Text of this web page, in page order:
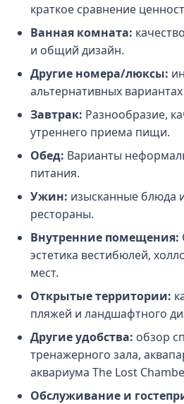
краткое сравнение
Ванная комната:
и общий дизайн.
Другие номера/люксы:
альтернативных
Завтрак: Разнообразие,
утреннего приема пищи.
Обед: Варианты
питания.
Ужин: изысканные блюда
рестораны.
Внутренние помещения:
эстетика вестибюлей,
мест.
Открытые территории:
пляжей и ландшафтного
Другие удобства: обзор
тренажерного зала,
аквариума The Lost
Обслуживание и